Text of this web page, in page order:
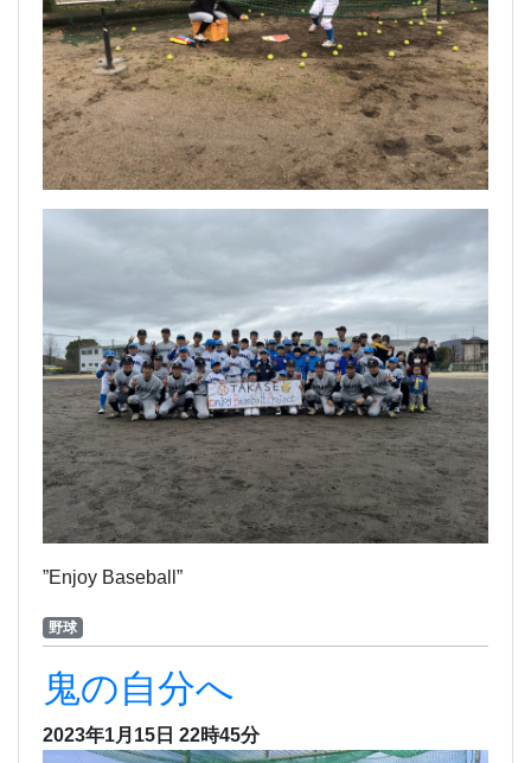
”Enjoy Baseball”
野球
鬼の自分へ
2023年1月15日 22時45分